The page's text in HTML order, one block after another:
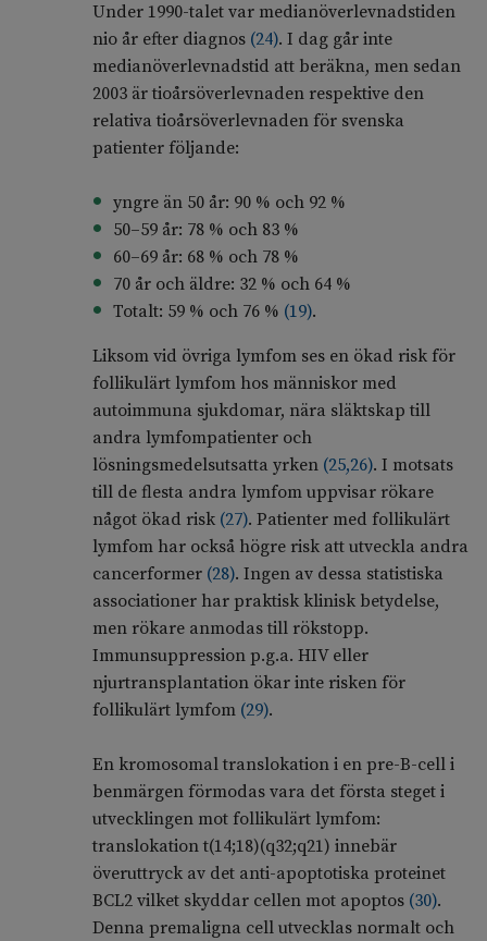
Under 1990-talet var medianöverlevnadstiden
nio år efter diagnos (24). I dag går inte
medianöverlevnadstid att beräkna, men sedan
2003 är tioårsöverlevnaden respektive den
relativa tioårsöverlevnaden för svenska
patienter följande:
yngre än 50 år: 90 % och 92 %
50–59 år: 78 % och 83 %
60–69 år: 68 % och 78 %
70 år och äldre: 32 % och 64 %
Totalt: 59 % och 76 % (19).
Liksom vid övriga lymfom ses en ökad risk för
follikulärt lymfom hos människor med
autoimmuna sjukdomar, nära släktskap till
andra lymfompatienter och
lösningsmedelsutsatta yrken (25,26). I motsats
till de flesta andra lymfom uppvisar rökare
något ökad risk (27). Patienter med follikulärt
lymfom har också högre risk att utveckla andra
cancerformer (28). Ingen av dessa statistiska
associationer har praktisk klinisk betydelse,
men rökare anmodas till rökstopp.
Immunsuppression p.g.a. HIV eller
njurtransplantation ökar inte risken för
follikulärt lymfom (29).
En kromosomal translokation i en pre-B-cell i
benmärgen förmodas vara det första steget i
utvecklingen mot follikulärt lymfom:
translokation t(14;18)(q32;q21) innebär
överuttryck av det anti-apoptotiska proteinet
BCL2 vilket skyddar cellen mot apoptos (30).
Denna premaligna cell utvecklas normalt och